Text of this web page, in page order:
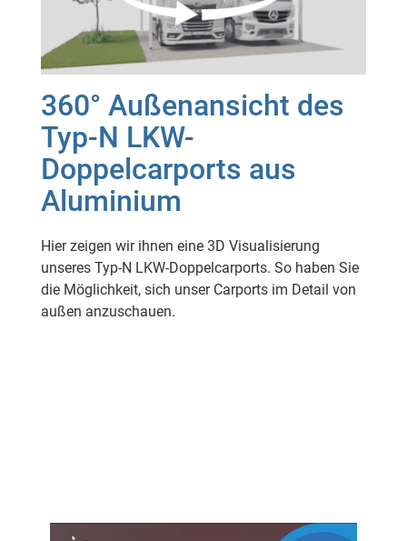
360° Außenansicht des
Typ-N LKW-
Doppelcarports aus
Aluminium
Hier zeigen wir ihnen eine 3D Visualisierung
unseres Typ-N LKW-Doppelcarports. So haben Sie
die Möglichkeit, sich unser Carports im Detail von
außen anzuschauen.